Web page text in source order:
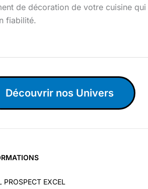
de décoration de votre cuisine
fiabilité.
Découvrir nos Univers
PROSPECT EXCEL